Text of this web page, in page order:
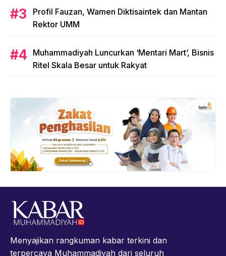
Profil Fauzan, Wamen Diktisaintek dan Mantan
Rektor UMM
Muhammadiyah Luncurkan ‘Mentari Mart’, Bisnis
Ritel Skala Besar untuk Rakyat
Menyajikan rangkuman kabar terkini dan
terpercaya Muhammadiyah dari seluruh